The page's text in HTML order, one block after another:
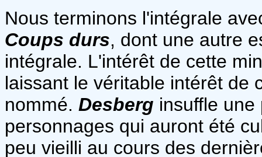
Nous terminons l'intégrale
Coups durs, dont une autre
intégrale. L'intérêt de cette
laissant le véritable intérêt de
nommé. Desberg insuffle
personnages qui auront été
peu vieilli au cours des